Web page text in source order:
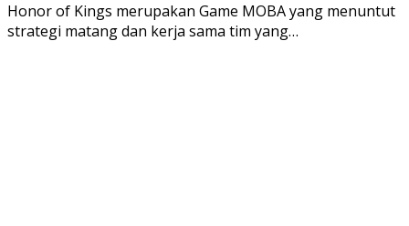
Honor of Kings merupakan Game MOBA yang menuntut
strategi matang dan kerja sama tim yang…